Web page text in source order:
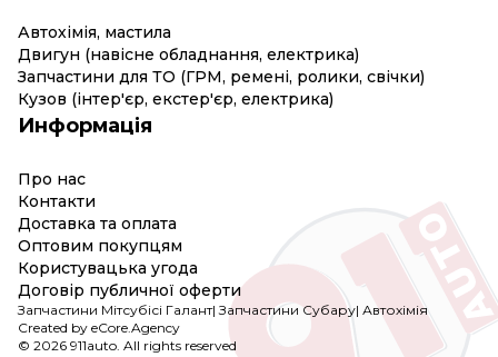
Автохімія, мастила
Двигун (навісне обладнання, електрика)
Запчастини для ТО (ГРМ, ремені, ролики, свічки)
Кузов (інтер'єр, екстер'єр, електрика)
Информація
Про нас
Контакти
Доставка та оплата
Оптовим покупцям
Користувацька угода
Договір публичної оферти
Created by eCore.Agency
Запчастини Мітсубісі Галант|Запчастини Субару| Автохімія
© 2026 911auto. All rights reserved